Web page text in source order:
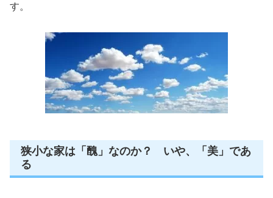
す。
狭小な家は「醜」なのか？ いや、「美」であ
る